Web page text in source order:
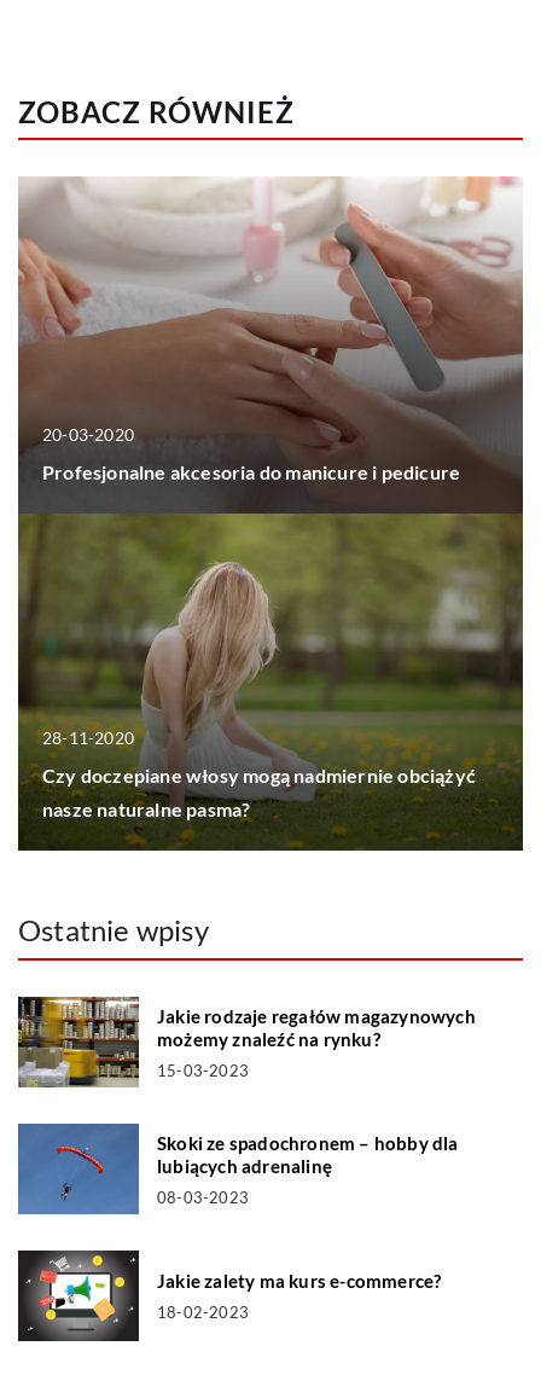
ZOBACZ RÓWNIEŻ
20-03-2020
Profesjonalne akcesoria do manicure i pedicure
28-11-2020
Czy doczepiane włosy mogą nadmiernie obciążyć
nasze naturalne pasma?
Ostatnie wpisy
Jakie rodzaje regałów magazynowych
możemy znaleźć na rynku?
15-03-2023
Skoki ze spadochronem – hobby dla
lubiących adrenalinę
08-03-2023
Jakie zalety ma kurs e-commerce?
18-02-2023